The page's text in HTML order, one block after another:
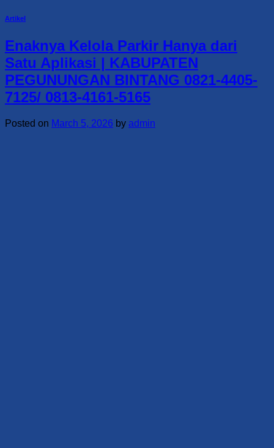
Artikel
Enaknya Kelola Parkir Hanya dari
Satu Aplikasi | KABUPATEN
PEGUNUNGAN BINTANG 0821-4405-
7125/ 0813-4161-5165
Posted on March 5, 2026 by admin